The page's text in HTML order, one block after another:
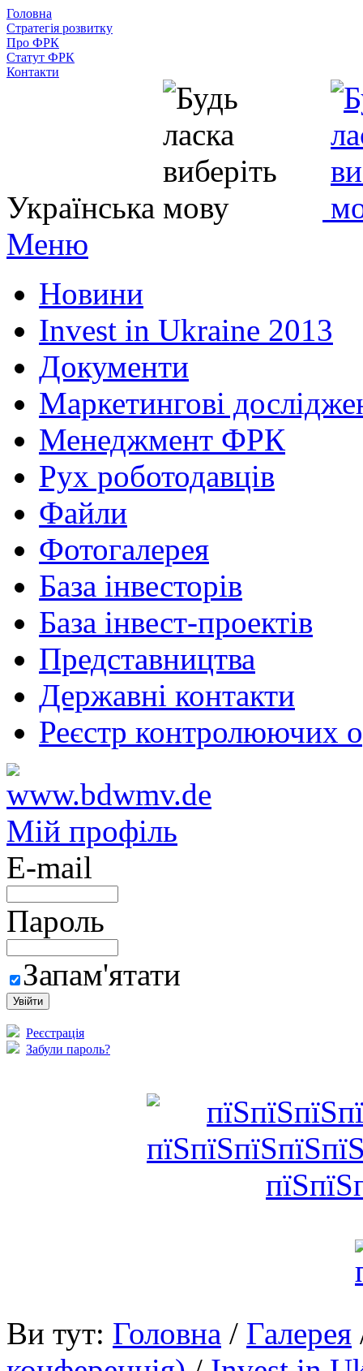
Головна
Стратегія розвитку
Про ФРК
Статут ФРК
Контакти
Українська
Меню
Новини
Invest in Ukraine 2013
Документи
Маркетингові
Менеджмент ФРК
Рух роботодавців
Файли
Фотогалерея
База інвесторів
База інвест-проектів
Представництва
Державні контакти
Реєстр контролюючих
Мій профіль
E-mail
Пароль
Запам'ятати
Реєстрація
Забули пароль?
Ви тут: Головна / Галерея